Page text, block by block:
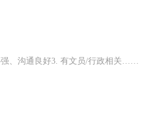
、沟通良好3. 有文员/行政相关……